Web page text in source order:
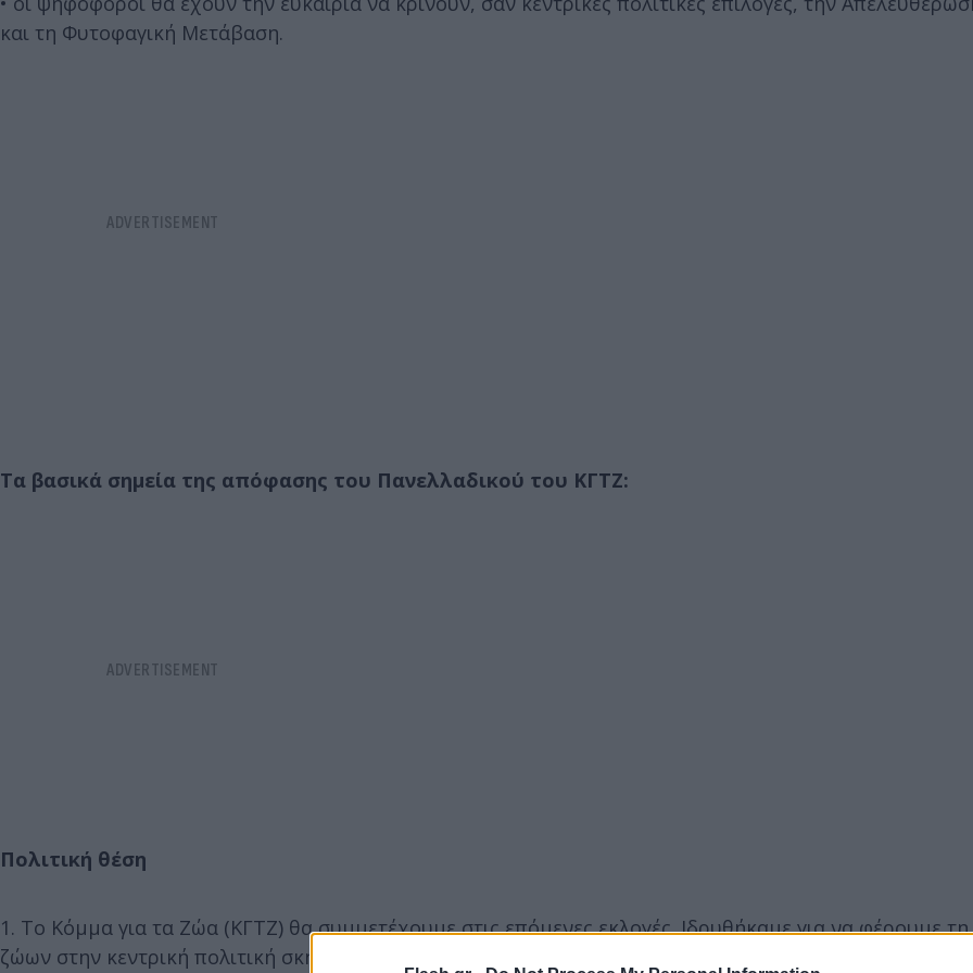
και τη Φυτοφαγική Μετάβαση.
Τα βασικά σημεία της απόφασης του Πανελλαδικού του ΚΓΤΖ:
Πολιτική θέση
1. Το Κόμμα για τα Ζώα (ΚΓΤΖ) θα συμμετέχουμε στις επόμενες εκλογές. Ιδρυθήκαμε για να φέρουμε
ζώων στην κεντρική πολιτική σκηνή και αυτό θα κάνουμε.